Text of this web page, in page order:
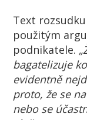
Text
použitým
podnikatele.
bagatelizuje
evidentně
proto, že se
nebo se